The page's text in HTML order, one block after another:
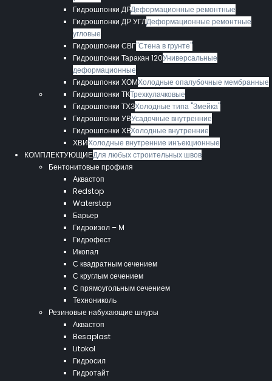
Гидрошпонки ДРДеформационные ремонтные
Гидрошпонки ДР УГЛДеформационные ремонтные
угловые
Гидрошпонки СВГ"Стена в грунте"
Гидрошпонки Таракан 120Универсальные
деформационные
Гидрошпонки ХОМХолодные опалубочные мембранные
Гидрошпонки ТКТрехкулачковые
Гидрошпонки ТХЗХолодные типа "Змейка"
Гидрошпонки УВУсадочные внутренние
Гидрошпонки ХВХолодные внутренние
ХВИХолодные внутренние инъекционные
КОМПЛЕКТУЮЩИЕДля любых строительных швов
Бентонитовые профиля
Аквастоп
Redstop
Waterstop
Барьер
Гидроизол – М
Гидрофест
Икопал
С квадратным сечением
С круглым сечением
С прямоугольным сечением
Технониколь
Резиновые набухающие шнуры
Аквастоп
Besaplast
Litokol
Гидросил
Гидротайт